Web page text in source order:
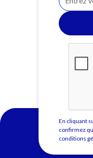
En cliquant
confirmez
conditions